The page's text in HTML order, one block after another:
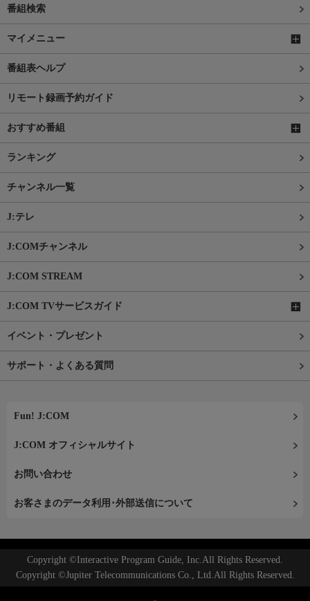
番組検索
マイメニュー
番組表ヘルプ
リモート録画予約ガイド
おすすめ番組
ランキング
チャンネル一覧
J:テレ
J:COMチャンネル
J:COM STREAM
J:COM TVサービスガイド
イベント・プレゼント
サポート・よくある質問
Fun! J:COM
J:COM オフィシャルサイト
お問い合わせ
お客さまのデータ利用･外部送信について
Copyright ©Interactive Program Guide, Inc.All Rights Reserved.
Copyright ©Jupiter Telecommunications Co., Ltd.All Rights Reserved.